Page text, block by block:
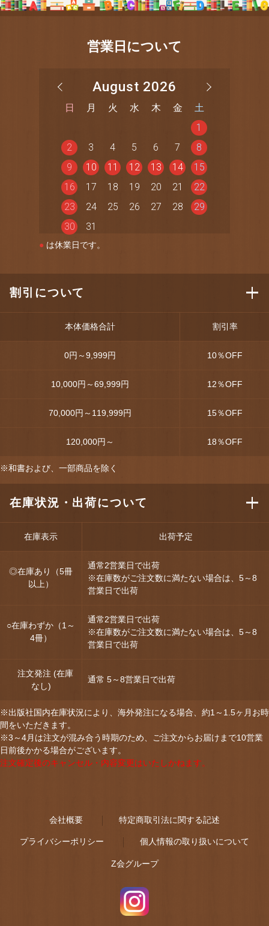
営業日について
August 2026
日 月 火 水 木 金
土
1
2
3 4 5 6 7
8
9
10 11 12 13 14
15
16
17 18 19 20 21
22
23
24 25 26 27 28
29
30
31
● は休業日です。
割引について
本体価格合計 割引率
0円～9,999円 10％OFF
10,000円～69,999円 12％OFF
70,000円～119,999円 15％OFF
120,000円～ 18％OFF
※和書および、一部商品を除く
在庫状況・出荷について
在庫表示 出荷予定
◎在庫あり（5冊
以上）
通常2営業日で出荷
※在庫数がご注文数に満たない場合は、5～8
営業日で出荷
○在庫わずか（1～
4冊）
通常2営業日で出荷
※在庫数がご注文数に満たない場合は、5～8
営業日で出荷
注文発注 (在庫
なし)
通常 5～8営業日で出荷
※出版社国内在庫状況により、海外発注になる場合、約1～1.5ヶ月お時
間をいただきます。
※3～4月は注文が混み合う時期のため、ご注文からお届けまで10営業
日前後かかる場合がございます。
注文確定後のキャンセル・内容変更はいたしかねます。
会社概要 特定商取引法に関する記述
プライバシーポリシー 個人情報の取り扱いについて
Z会グループ